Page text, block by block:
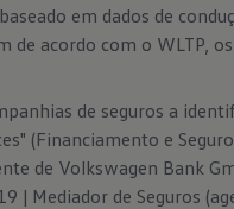
em dados de
acordo com o WLTP,
de seguros a
(Financiamento e
de Volkswagen Bank
| Mediador de Seguros